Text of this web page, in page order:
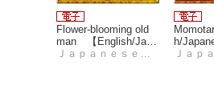
Flower-blooming old
man 【English/Japa
nese versions】
h/
s】